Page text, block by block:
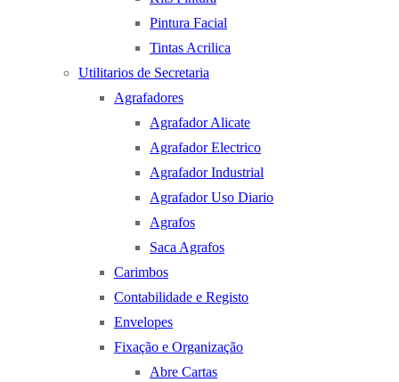
Pintura Facial
Tintas Acrilica
Utilitarios de Secretaria
Agrafadores
Agrafador Alicate
Agrafador Electrico
Agrafador Industrial
Agrafador Uso Diario
Agrafos
Saca Agrafos
Carimbos
Contabilidade e Registo
Envelopes
Fixação e Organização
Abre Cartas